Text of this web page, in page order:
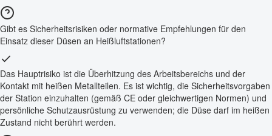
Gibt es Sicherheitsrisiken oder normative Empfehlungen für den
Einsatz dieser Düsen an Heißluftstationen?
Das Hauptrisiko ist die Überhitzung des Arbeitsbereichs und der
Kontakt mit heißen Metallteilen. Es ist wichtig, die Sicherheitsvorgaben
der Station einzuhalten (gemäß CE oder gleichwertigen Normen) und
persönliche Schutzausrüstung zu verwenden; die Düse darf im heißen
Zustand nicht berührt werden.